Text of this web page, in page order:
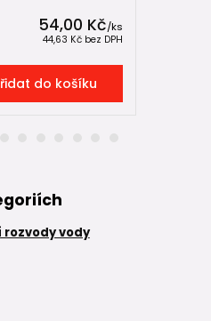
54,00 Kč/ks
44,63 Kč bez DPH
do košíku
rozvody vody